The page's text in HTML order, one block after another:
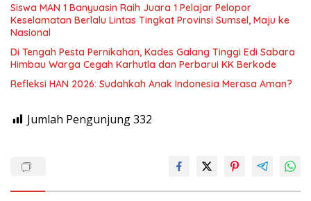
Siswa MAN 1 Banyuasin Raih Juara 1 Pelajar Pelopor
Keselamatan Berlalu Lintas Tingkat Provinsi Sumsel, Maju ke
Nasional
Di Tengah Pesta Pernikahan, Kades Galang Tinggi Edi Sabara
Himbau Warga Cegah Karhutla dan Perbarui KK Berkode
Refleksi HAN 2026: Sudahkah Anak Indonesia Merasa Aman?
Jumlah Pengunjung332